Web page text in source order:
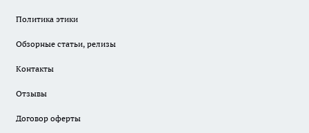
Политика этики
Обзорные статьи, релизы
Контакты
Отзывы
Договор оферты